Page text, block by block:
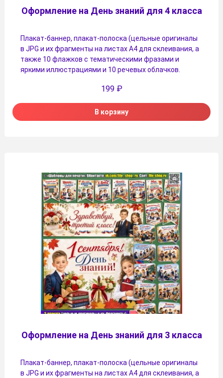
Оформление на День знаний для 4 класса
Плакат-баннер, плакат-полоска (цельные оригиналы
в JPG и их фрагменты на листах A4 для склеивания, а
также 10 флажков с тематическими фразами и
яркими иллюстрациями и 10 речевых облачков.
199 ₽
В корзину
Оформление на День знаний для 3 класса
Плакат-баннер, плакат-полоска (цельные оригиналы
в JPG и их фрагменты на листах A4 для склеивания, а